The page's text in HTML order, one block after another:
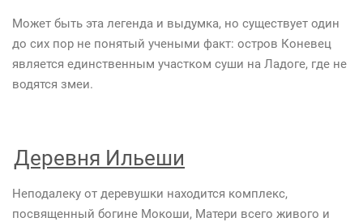
Может быть эта легенда и выдумка, но существует один
до сих пор не понятый учеными факт: остров Коневец
является единственным участком суши на Ладоге, где не
водятся змеи.
Деревня Ильеши
Неподалеку от деревушки находится комплекс,
посвященный богине Мокоши, Матери всего живого и